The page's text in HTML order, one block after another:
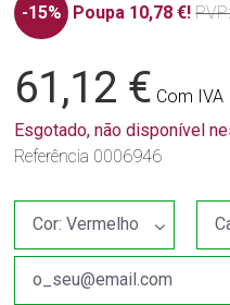
-15% Poupa 10,78 €! PVP
61,12 € Com IVA
Esgotado, não disponível
Referência 0006946